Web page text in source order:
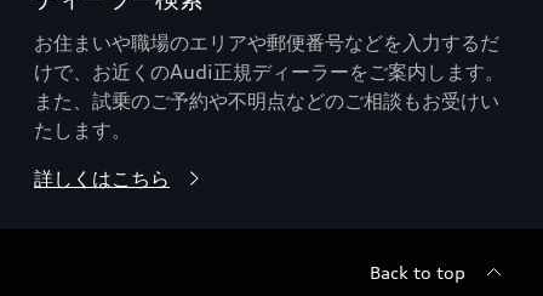
お住まいや職場のエリアや郵便番号などを入力するだ
けで、お近くのAudi正規ディーラーをご案内します。
また、試乗のご予約や不明点などのご相談もお受けい
たします。
詳しくはこちら
Back to top